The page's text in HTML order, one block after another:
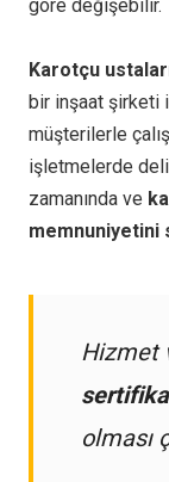
göre değişebilir.
Karotçu
bir inşaat şirketi
müşterilerle
işletmelerde
zamanında ve
memnuniyetini
Hizmet
olması